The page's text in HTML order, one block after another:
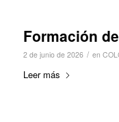
Formación
2 de junio de 2026 / en
Leer más